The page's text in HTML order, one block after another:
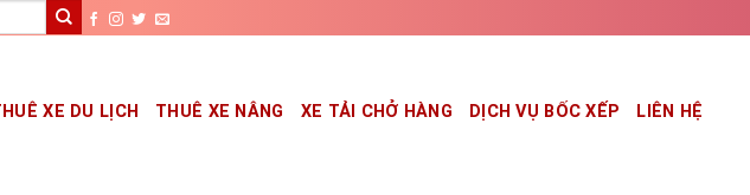
XE DU LỊCH THUÊ XE NÂNG XE TẢI CHỞ HÀNG DỊCH VỤ BỐC XẾP LIÊN HỆ